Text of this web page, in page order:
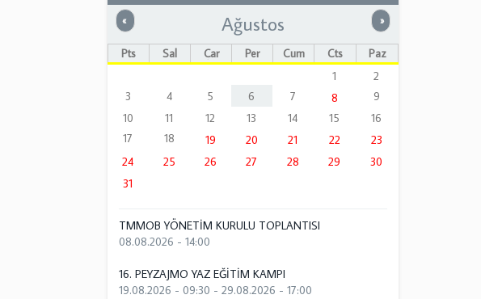
« Önceki »Sonraki
Ağustos
Pts Sal Çar Per Cum Cts
Paz
1
2
3
4 5 6 7 8
9
10
11 12 13 14 15
16
17
18 19 20 21 22
23
24
25 26 27 28 29
30
31
TMMOB YÖNETİM KURULU TOPLANTISI
08.08.2026 - 14:00
16. PEYZAJMO YAZ EĞİTİM KAMPI
19.08.2026 - 09:30 -29.08.2026 - 17:00